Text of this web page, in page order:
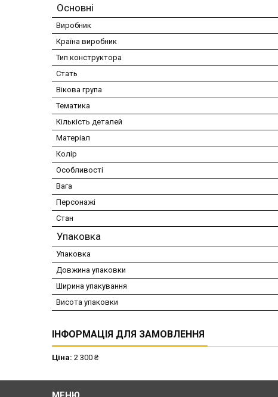
Основні
Виробник
Країна виробник
Тип конструктора
Стать
Вікова група
Тематика
Кількість деталей
Матеріал
Колір
Особливості
Вага
Персонажі
Стан
Упаковка
Упаковка
Довжина упаковки
Ширина упакування
Висота упаковки
ІНФОРМАЦІЯ ДЛЯ ЗАМОВЛЕННЯ
Ціна: 2 300 ₴